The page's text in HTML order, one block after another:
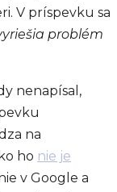
V príspevku sa
problém
nenapísal,
na
ho nie je
v Google a